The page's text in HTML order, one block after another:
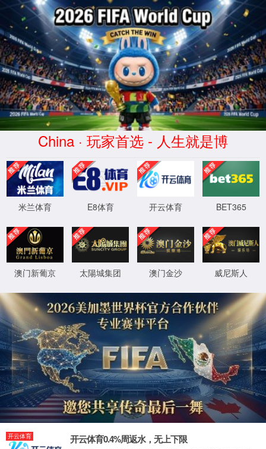
中国·太阳成TYC33455|集团有限公
司-Official website
直播预告｜5月24日DART行动“对对碰”直播重磅来
袭！
2023-05-22 18:00